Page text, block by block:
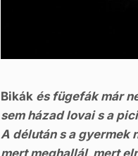
Bikák és fügefák már
sem házad lovai s a
A délután s a gyermek